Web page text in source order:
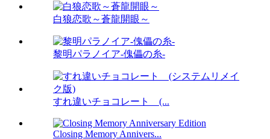
白狼恋歌～蒼龍開眼～
黎明パラノイア-傀儡の糸-
すれ違いチョコレート (...
Closing Memory Annivers...